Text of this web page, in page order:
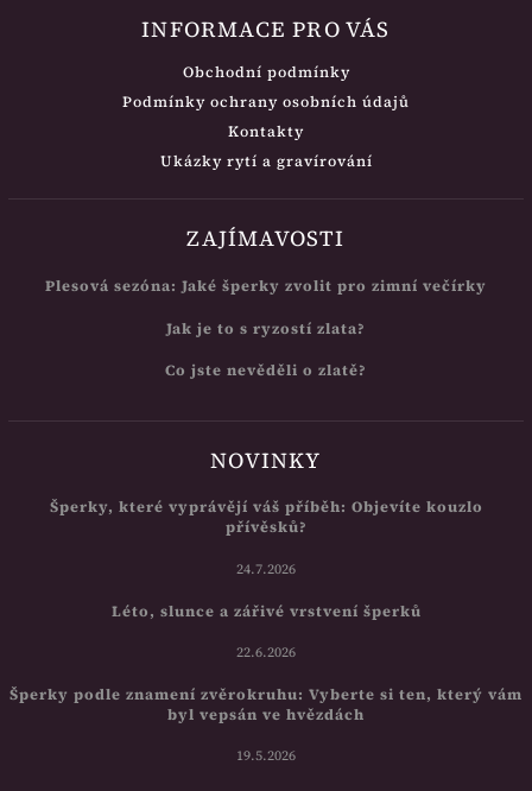
INFORMACE PRO VÁS
Obchodní podmínky
Podmínky ochrany osobních údajů
Kontakty
Ukázky rytí a gravírování
ZAJÍMAVOSTI
Plesová sezóna: Jaké šperky zvolit pro zimní večírky
Jak je to s ryzostí zlata?
Co jste nevěděli o zlatě?
NOVINKY
Šperky, které vyprávějí váš příběh: Objevíte kouzlo
přívěsků?
24.7.2026
Léto, slunce a zářivé vrstvení šperků
22.6.2026
Šperky podle znamení zvěrokruhu: Vyberte si ten, který vám
byl vepsán ve hvězdách
19.5.2026